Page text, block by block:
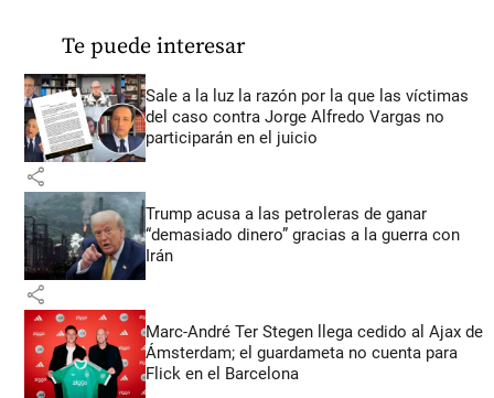
Te puede interesar
Sale a la luz la razón por la que las víctimas
del caso contra Jorge Alfredo Vargas no
participarán en el juicio
share
Trump acusa a las petroleras de ganar
“demasiado dinero” gracias a la guerra con
Irán
share
Marc-André Ter Stegen llega cedido al Ajax de
Ámsterdam; el guardameta no cuenta para
Flick en el Barcelona